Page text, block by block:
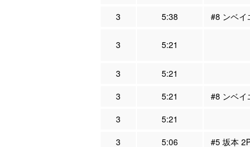
3
5:38 #8 ンベイ
3 5:21
3
5:21
3
5:21
#8 ンベ
3
5:21
3
5:06 #5 坂本